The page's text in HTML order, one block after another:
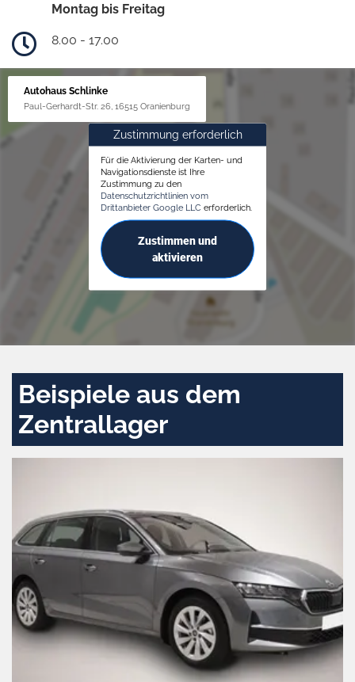
Montag bis Freitag
8.00 - 17.00
Autohaus Schlinke
Paul-Gerhardt-Str. 26, 16515 Oranienburg
Zustimmung erforderlich
Für die Aktivierung der Karten- und
Navigationsdienste ist Ihre
Zustimmung zu den
Datenschutzrichtlinien vom
Drittanbieter Google LLC erforderlich.
Zustimmen und
aktivieren
Beispiele aus dem
Zentrallager